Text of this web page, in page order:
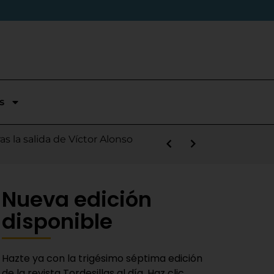
Nieves
Ciclo de Conciertos de
sábado
la salida de Víctor Alonso
Fiestas del Novillo
Bravas y logra un puesto
adaptado a la actualidad»
hacia Santiago
Nueva edición
disponible
Hazte ya con la trigésimo séptima edición